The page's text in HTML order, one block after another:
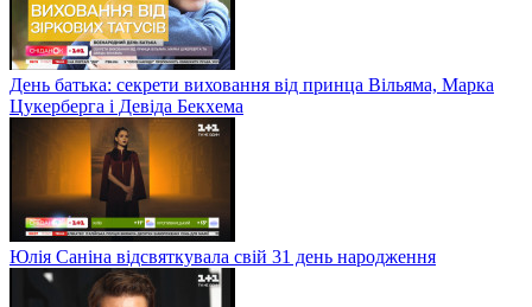
День батька: секрети виховання від принца Вільяма, Марка
Цукерберга і Девіда Бекхема
Юлія Саніна відсвяткувала свій 31 день народження